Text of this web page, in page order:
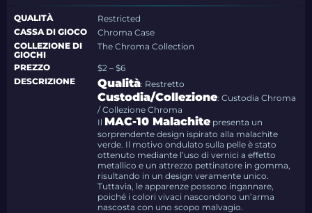
QUALITÀ
Restricted
CASSA DI GIOCO
Chroma Case
COLLEZIONE DI
GIOCHI
The Chroma Collection
PREZZO
$2 – $6
DESCRIZIONE
Qualità: Restretto
Custodia/Collezione: Custodia Chroma
/ Collezione Chroma
Il MAC-10 Malachite presenta un
sorprendente design ispirato alla malachite
verde. Il motivo ondulato sulla pelle è stato
ottenuto mediante l’uso di vernici a effetto
metallico e un attrezzo pettinatore in gomma,
risultando in un design veramente unico.
Tuttavia, le apparenze possono ingannare,
poiché i colori vivaci nascondono un’arma
nascosta con uno scopo malvagio.